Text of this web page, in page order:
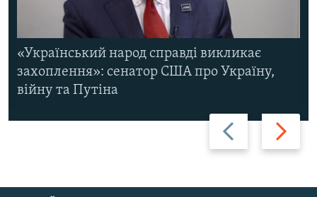
Назад Вперед
«Український народ справді викликає
захоплення»: сенатор США про Україну,
війну та Путіна